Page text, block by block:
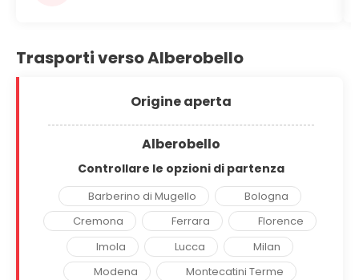
Trasporti verso Alberobello
Origine aperta
Alberobello
Controllare le opzioni di partenza
Barberino di Mugello
Bologna
Cremona
Ferrara
Florence
Imola
Lucca
Milan
Modena
Montecatini Terme